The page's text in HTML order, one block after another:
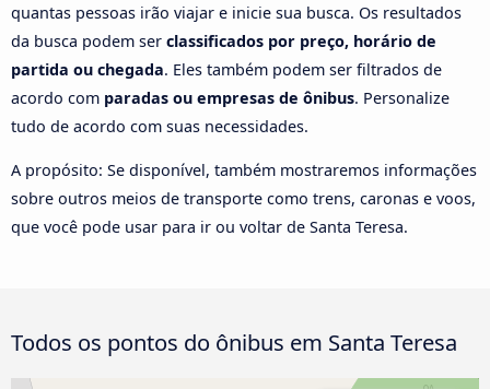
quantas pessoas irão viajar e inicie sua busca. Os resultados
da busca podem ser classificados por preço, horário de
partida ou chegada. Eles também podem ser filtrados de
acordo com paradas ou empresas de ônibus. Personalize
tudo de acordo com suas necessidades.
A propósito: Se disponível, também mostraremos informações
sobre outros meios de transporte como trens, caronas e voos,
que você pode usar para ir ou voltar de Santa Teresa.
Todos os pontos do ônibus em Santa Teresa